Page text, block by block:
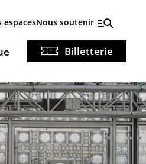
espacesNous soutenir
Billetterie